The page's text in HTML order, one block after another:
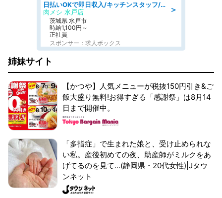
＞
日払いOKで即日収入/キッチンスタッフ/「原付免許必須」デリバリー業務など、自己成長可能な幅広い仕事に挑戦!髪型自由&ピアス・ネイルOK/茨城県/水戸市
肉メシ 水戸店
茨城県 水戸市
時給1,100円～
正社員
スポンサー：求人ボックス
姉妹サイト
【かつや】人気メニューが税抜150円引き&ご
飯大盛り無料!お得すぎる「感謝祭」は8月14
日まで開催中。
「多指症」で生まれた娘と、受け止められな
い私。産後初めての夜、助産師がミルクをあ
げてるのを見て...(静岡県・20代女性)|Jタウ
ンネット